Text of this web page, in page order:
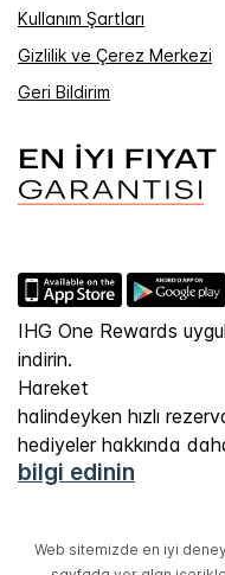
Kullanım Şartları
Gizlilik ve Çerez Merkezi
Geri Bildirim
IHG One Rewards
indirin.
Hareket
halindeyken hızlı
hediyeler hakkında
bilgi edinin
Web sitemizde en iyi